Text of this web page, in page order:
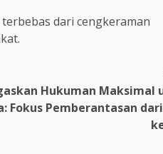
dari cengkeraman
Hukuman Maksimal
Fokus Pemberantasan